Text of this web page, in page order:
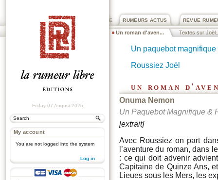
REVUE
RUMEURS ACTUS
PRIX ROGER DEXTRE
Un roman d'aven... Textes sur
Friday 07 August 2026
My account
You are not logged into the system
Log in
Un paquebot
Roussiez Joël
un roman
Onuma Nemon
Un Paquebot Magnifique &
[extrait]
Avec Roussiez on part
l’aventure du roman, dans
: ce qui doit advenir
Capitaine de Quinze Ans,
Lieues sous les Mers, les